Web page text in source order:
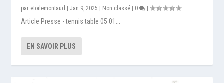
par etoilemontaud |Jan 9, 2025 Non classé 0 |
Article Presse - tennis table 05 01...
EN SAVOIR PLUS